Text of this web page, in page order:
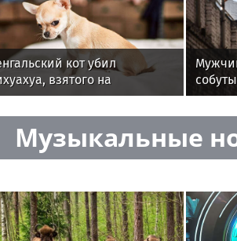
кот убил
взятого на
в Москве
Музыкальные